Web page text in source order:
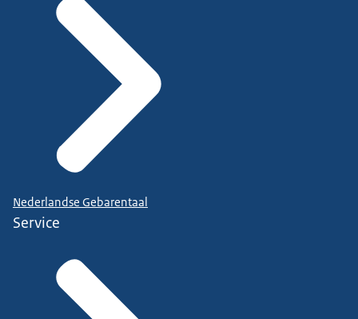
Nederlandse Gebarentaal
Service